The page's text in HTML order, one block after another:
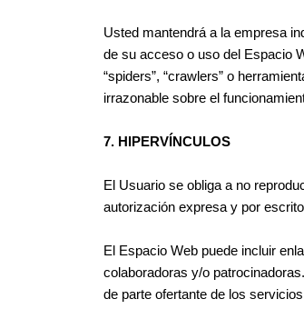
Usted mantendrá a la empresa
de su acceso o uso del Espacio
“spiders”, “crawlers” o
irrazonable sobre el
7. HIPERVÍNCULOS
El Usuario se obliga a no
autorización expresa y por
El Espacio Web puede incluir
colaboradoras y/o
de parte ofertante de los